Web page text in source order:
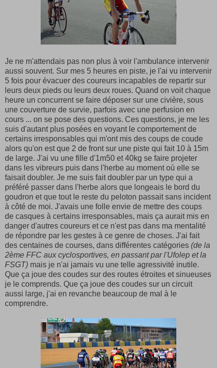
Je ne m'attendais pas non plus à voir l'ambulance intervenir
aussi souvent. Sur mes 5 heures en piste, je l'ai vu intervenir
5 fois pour évacuer des coureurs incapables de repartir sur
leurs deux pieds ou leurs deux roues. Quand on voit chaque
heure un concurrent se faire déposer sur une civière, sous
une couverture de survie, parfois avec une perfusion en
cours ... on se pose des questions. Ces questions, je me les
suis d'autant plus posées en voyant le comportement de
certains irresponsables qui m'ont mis des coups de coude
alors qu'on est que 2 de front sur une piste qui fait 10 à 15m
de large. J'ai vu une fille d'1m50 et 40kg se faire projeter
dans les vibreurs puis dans l'herbe au moment où elle se
faisait doubler. Je me suis fait doubler par un type qui a
préféré passer dans l'herbe alors que longeais le bord du
goudron et que tout le reste du peloton passait sans incident
à côté de moi. J'avais une folle envie de mettre des coups
de casques à certains irresponsables, mais ça aurait mis en
danger d'autres coureurs et ce n'est pas dans ma mentalité
de répondre par les gestes à ce genre de choses. J'ai fait
des centaines de courses, dans différentes catégories (de la
2ème FFC aux cyclosportives, en passant par l'Ufolep et la
FSGT) mais je n'ai jamais vu une telle agressivité inutile.
Que ça joue des coudes sur des routes étroites et sinueuses
je le comprends. Que ça joue des coudes sur un circuit
aussi large, j'ai en revanche beaucoup de mal à le
comprendre.